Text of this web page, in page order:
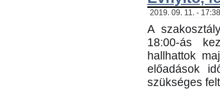
2019. 09. 11. -
A
18:00-ás
hallhattok
előadások
szükséges